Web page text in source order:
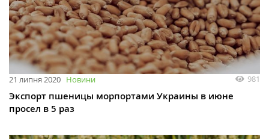
21 липня 2020 Новини 981
Экспорт пшеницы морпортами Украины в июне
просел в 5 раз